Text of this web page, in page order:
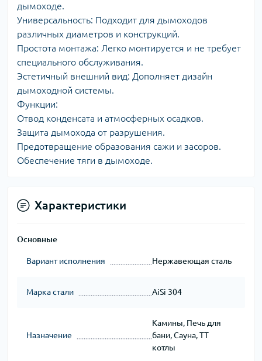
дымоходе.
Универсальность: Подходит для дымоходов
различных диаметров и конструкций.
Простота монтажа: Легко монтируется и не требует
специального обслуживания.
Эстетичный внешний вид: Дополняет дизайн
дымоходной системы.
Функции:
Отвод конденсата и атмосферных осадков.
Защита дымохода от разрушения.
Предотвращение образования сажи и засоров.
Обеспечение тяги в дымоходе.
Характеристики
Основные
Вариант исполнения Нержавеющая сталь
Марка стали AiSi 304
Назначение
Камины, Печь для
бани, Сауна, ТТ
котлы